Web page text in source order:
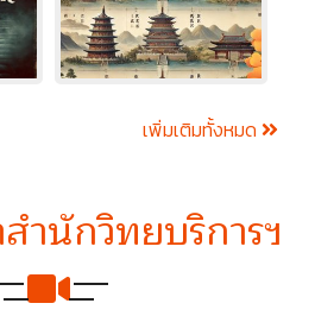
เพิ่มเติมทั้งหมด
ำนักวิทยบริการฯ